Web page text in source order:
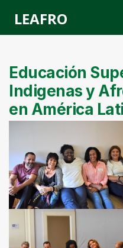
LEAFRO
Educación
Indigenas y
en América